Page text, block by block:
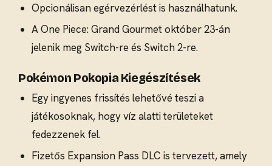
Opcionálisan egérvezérlést is használhatunk.
A One Piece: Grand Gourmet október 23-án
jelenik meg Switch-re és Switch 2-re.
Pokémon Pokopia Kiegészítések
Egy ingyenes frissítés lehetővé teszi a
játékosoknak, hogy víz alatti területeket
fedezzenek fel.
Fizetős Expansion Pass DLC is tervezett, amely